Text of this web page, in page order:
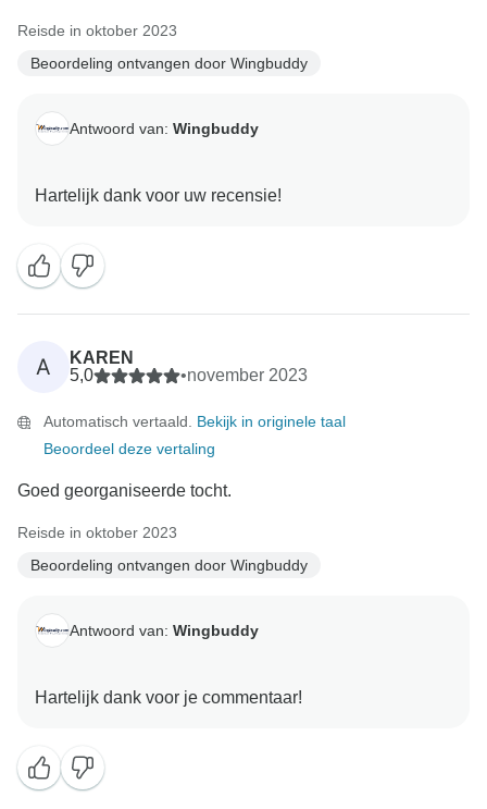
Reisde in oktober 2023
Beoordeling ontvangen door Wingbuddy
Antwoord van: Wingbuddy
A
KAREN
5,0
•november 2023
Automatisch vertaald. Bekijk in originele taal
Beoordeel deze vertaling
Goed georganiseerde tocht.
Reisde in oktober 2023
Beoordeling ontvangen door Wingbuddy
Antwoord van: Wingbuddy